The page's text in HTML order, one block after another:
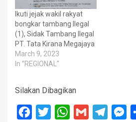
Ikuti jejak wakil rakyat
bongkar tambang Ilegal
(1), Sidak Tambang Ilegal
PT. Tata Kirana Megajaya
March 9, 2023
In "REGIONAL"
Silakan Dibagikan
Facebook
Twitter WhatsApp
Gmail